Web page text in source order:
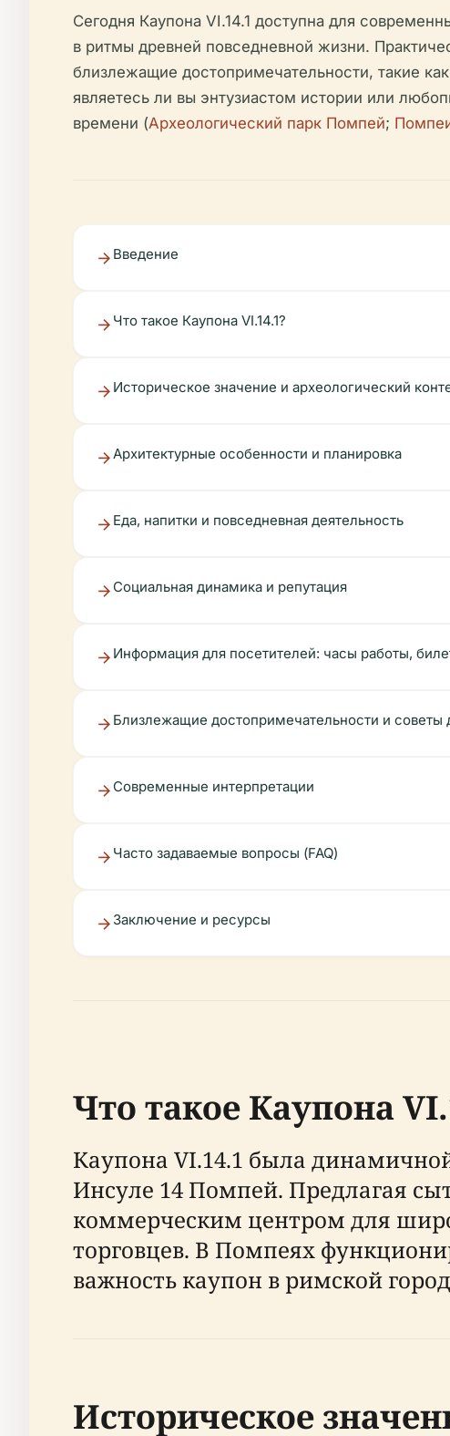
Сегодня Каупона VI.14.1 доступна для
в ритмы древней повседневной жизни.
близлежащие достопримечательности, такие
являетесь ли вы энтузиастом истории или
времени (Археологический парк Помпей;
Введение
Что такое Каупона VI.14.1?
Историческое значение и археологический
Архитектурные особенности и планировка
Еда, напитки и повседневная деятельность
Социальная динамика и репутация
Информация для посетителей: часы работы,
Близлежащие достопримечательности и советы
Современные интерпретации
Часто задаваемые вопросы (FAQ)
Заключение и ресурсы
Что такое Каупона
Каупона VI.14.1 была
Инсуле 14 Помпей. Предлагая
коммерческим центром для
торговцев. В Помпеях
важность каупон в римской
Историческое